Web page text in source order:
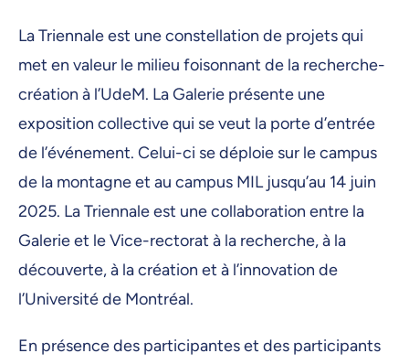
La Triennale est une constellation de projets qui
met en valeur le milieu foisonnant de la recherche-
création à l’UdeM. La Galerie présente une
exposition collective qui se veut la porte d’entrée
de l’événement. Celui-ci se déploie sur le campus
de la montagne et au campus MIL jusqu’au 14 juin
2025. La Triennale est une collaboration entre la
Galerie et le Vice-rectorat à la recherche, à la
découverte, à la création et à l’innovation de
l’Université de Montréal.
En présence des participantes et des participants